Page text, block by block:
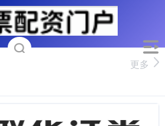
更多